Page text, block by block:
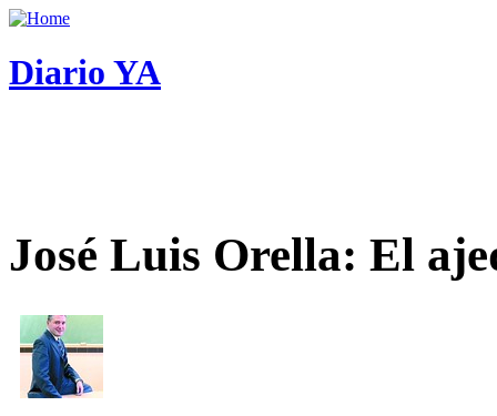
Diario YA
José Luis Orella: El